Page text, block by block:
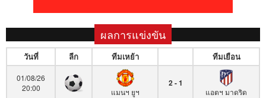
ผลการแข่งขัน
วันที่ ลีก ทีมเหย้า ทีมเยือน
01/08/26
20:00
แมนฯ ยูฯ
2 - 1
แอตฯ มาดริด